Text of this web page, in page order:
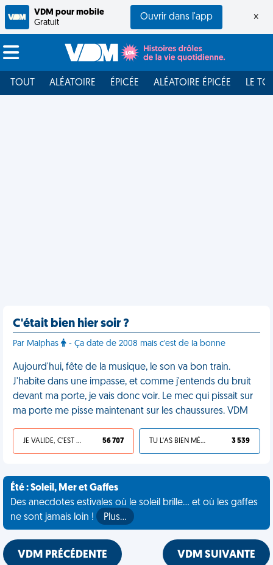
VDM pour mobile
Gratuit
Ouvrir dans l'app ×
TOUT ALÉATOIRE ÉPICÉE ALÉATOIRE ÉPICÉE LE
C'était bien hier soir ?
Par Malphas - Ça date de 2008 mais c'est de la bonne
Aujourd'hui, fête de la musique, le son va bon train.
J'habite dans une impasse, et comme j'entends du bruit
devant ma porte, je vais donc voir. Le mec qui pissait sur
ma porte me pisse maintenant sur les chaussures. VDM
JE VALIDE, C'EST UNE VDM 56 707 TU L'AS BIEN MÉRITÉ 3 539
Été : Soleil, Mer et Gaffes
Des anecdotes estivales où le soleil brille... et où les gaffes
ne sont jamais loin !
Plus…
VDM PRÉCÉDENTE VDM SUIVANTE